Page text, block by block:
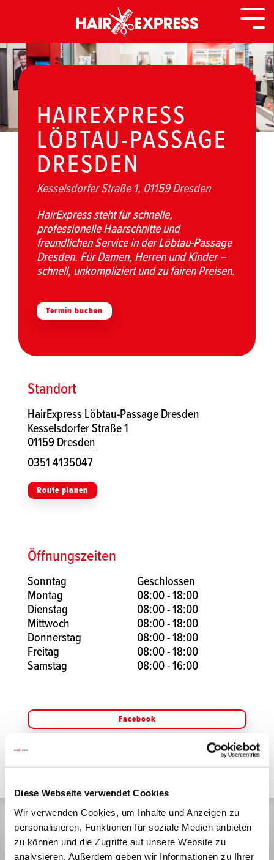
Diese Webseite verwendet Cookies
Wir verwenden Cookies, um Inhalte und Anzeigen zu
personalisieren, Funktionen für soziale Medien anbieten
zu können und die Zugriffe auf unsere Website zu
analysieren. Außerdem geben wir Informationen zu Ihrer
HAIREXPRESS
LÖBTAU-PASSAGE
DRESDEN
Kesselsdorfer Straße 1, 01159 Dresden
HairExpress steht für schnelle,
professionelle Haarschnitte und
freundlichen Service in der Löbtau-Passage
Dresden. Für Damen, Herren und Kinder –
schnell, unkompliziert und zu fairen Preisen.
Termin buchen
Standort
HairExpress Löbtau-Passage Dresden
Kesselsdorfer Straße 1
01159 Dresden
0351 4135047
Route planen
Öffnungszeiten
Sonntag
Geschlossen
Montag
08:00 - 18:00
Dienstag
08:00 - 18:00
Mittwoch
08:00 - 18:00
Donnerstag
08:00 - 18:00
Freitag
08:00 - 18:00
Samstag
08:00 - 16:00
Facebook